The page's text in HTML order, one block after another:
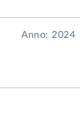
Anno: 2024